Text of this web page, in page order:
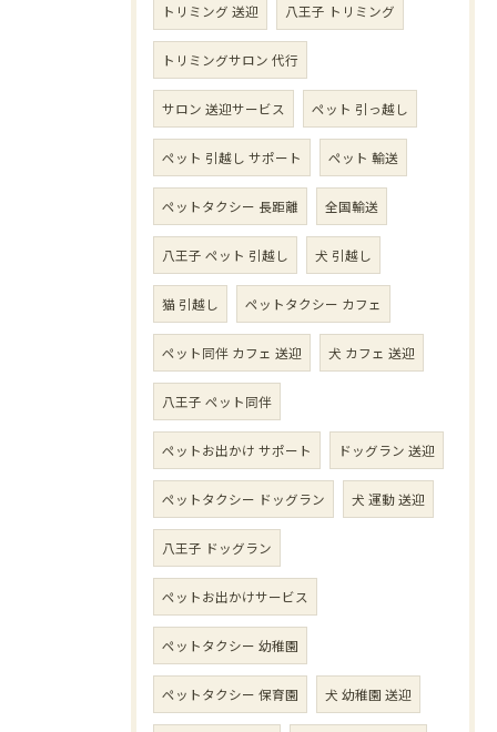
トリミング 送迎 八王子 トリミング
トリミングサロン 代行
サロン 送迎サービス ペット 引っ越し
ペット 引越し サポート ペット 輸送
ペットタクシー 長距離 全国輸送
八王子 ペット 引越し 犬 引越し
猫 引越し ペットタクシー カフェ
ペット同伴 カフェ 送迎 犬 カフェ 送迎
八王子 ペット同伴
ペットお出かけ サポート ドッグラン 送迎
ペットタクシー ドッグラン 犬 運動 送迎
八王子 ドッグラン
ペットお出かけサービス
ペットタクシー 幼稚園
ペットタクシー 保育園 犬 幼稚園 送迎